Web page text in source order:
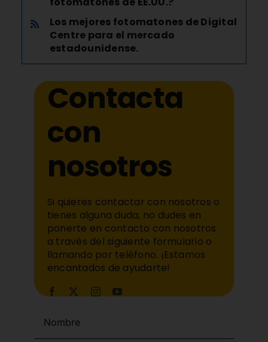
Los mejores fotomatones de Digital
Centre para el mercado
estadounidense.
Contacta
con
nosotros
Si quieres contactar con nosotros o
tienes alguna duda, no dudes en
ponerte en contacto con nosotros
a través del siguiente formulario o
llamando por teléfono. ¡Estamos
encantados de ayudarte!